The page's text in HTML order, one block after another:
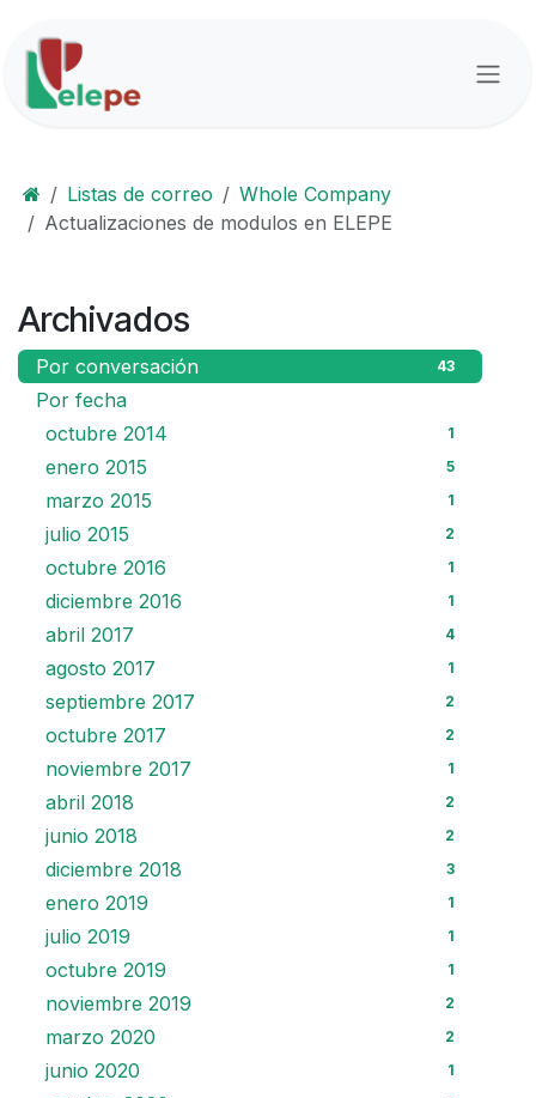
Listas de correo
Whole Company
Actualizaciones de modulos en ELEPE
Archivados
Por conversación 43
Por fecha
octubre 2014
1
enero 2015 5
marzo 2015 1
julio 2015 2
octubre 2016 1
diciembre 2016 1
abril 2017 4
agosto 2017 1
septiembre 2017 2
octubre 2017 2
noviembre 2017 1
abril 2018 2
junio 2018 2
diciembre 2018 3
enero 2019 1
julio 2019 1
octubre 2019 1
noviembre 2019 2
marzo 2020 2
junio 2020 1